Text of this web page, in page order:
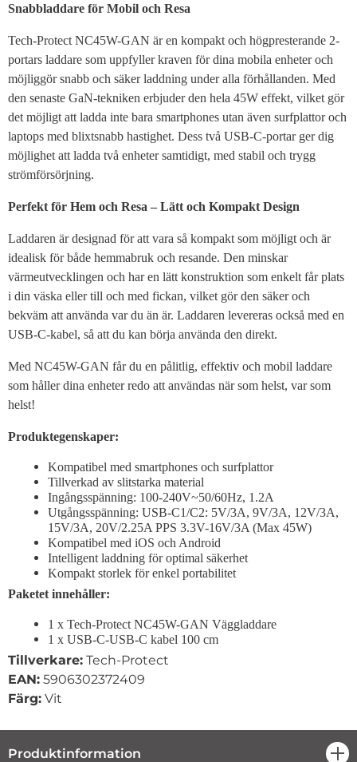
Snabbladdare för Mobil och Resa
Tech-Protect NC45W-GAN är en kompakt och högpresterande 2-
portars laddare som uppfyller kraven för dina mobila enheter och
möjliggör snabb och säker laddning under alla förhållanden. Med
den senaste GaN-tekniken erbjuder den hela 45W effekt, vilket gör
det möjligt att ladda inte bara smartphones utan även surfplattor och
laptops med blixtsnabb hastighet. Dess två USB-C-portar ger dig
möjlighet att ladda två enheter samtidigt, med stabil och trygg
strömförsörjning.
Perfekt för Hem och Resa – Lätt och Kompakt Design
Laddaren är designad för att vara så kompakt som möjligt och är
idealisk för både hemmabruk och resande. Den minskar
värmeutvecklingen och har en lätt konstruktion som enkelt får plats
i din väska eller till och med fickan, vilket gör den säker och
bekväm att använda var du än är. Laddaren levereras också med en
USB-C-kabel, så att du kan börja använda den direkt.
Med NC45W-GAN får du en pålitlig, effektiv och mobil laddare
som håller dina enheter redo att användas när som helst, var som
helst!
Produktegenskaper:
Kompatibel med smartphones och surfplattor
Tillverkad av slitstarka material
Ingångsspänning: 100-240V~50/60Hz, 1.2A
Utgångsspänning: USB-C1/C2: 5V/3A, 9V/3A, 12V/3A,
15V/3A, 20V/2.25A PPS 3.3V-16V/3A (Max 45W)
Kompatibel med iOS och Android
Intelligent laddning för optimal säkerhet
Kompakt storlek för enkel portabilitet
Paketet innehåller:
1 x Tech-Protect NC45W-GAN Väggladdare
1 x USB-C-USB-C kabel 100 cm
Tillverkare: Tech-Protect
EAN: 5906302372409
Färg: Vit
Produktinformation